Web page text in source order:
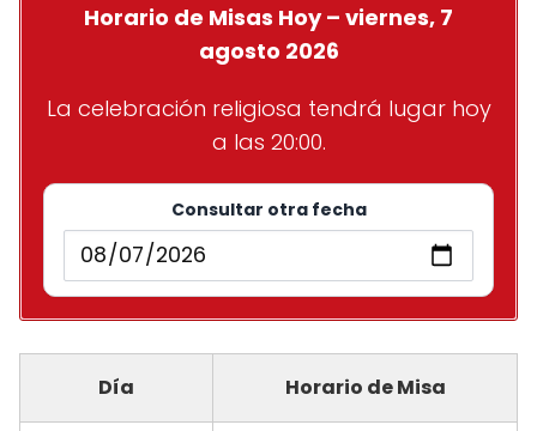
Horario de Misas Hoy – viernes, 7
agosto 2026
La celebración religiosa tendrá lugar hoy
a las 20:00.
Consultar otra fecha
Día Horario de Misa